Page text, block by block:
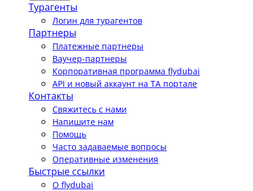
Турагенты
Логин для турагентов
Партнеры
Платежные партнеры
Ваучер-партнеры
Корпоративная программа flydubai
API и новый аккаунт на TA портале
Контакты
Свяжитесь с нами
Напишите нам
Помощь
Часто задаваемые вопросы
Оперативные изменения
Быстрые ссылки
О flydubai